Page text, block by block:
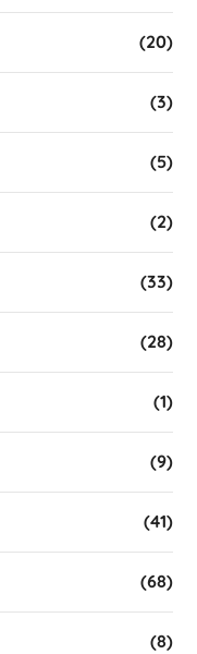
(20)
(3)
(5)
(2)
(33)
(28)
(1)
(9)
(41)
(68)
(8)